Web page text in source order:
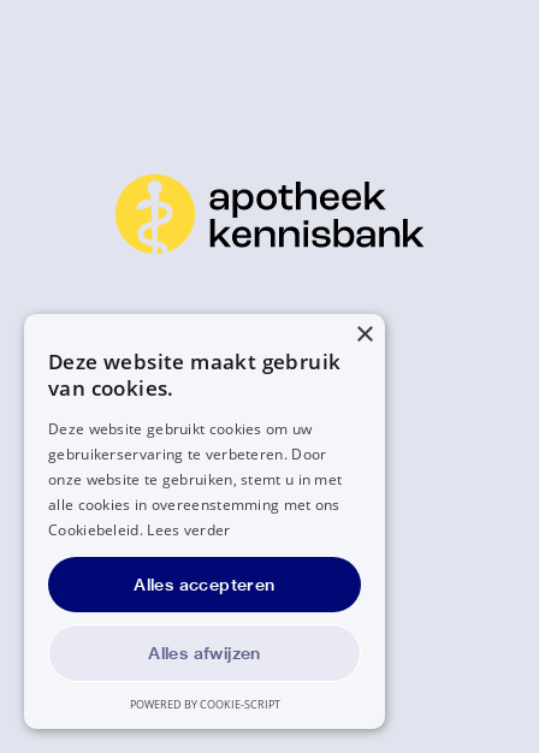
×
Deze website maakt gebruik
van cookies.
Deze website gebruikt cookies om uw
gebruikerservaring te verbeteren. Door
onze website te gebruiken, stemt u in met
alle cookies in overeenstemming met ons
Cookiebeleid. Lees verder
Alles accepteren
Alles afwijzen
POWERED BY COOKIE-SCRIPT